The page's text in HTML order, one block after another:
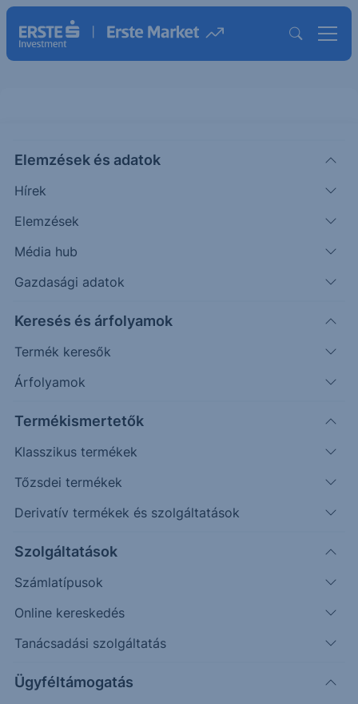
Elemzések és adatok
Hírek
Elemzések
Média hub
Gazdasági adatok
Keresés és árfolyamok
Termék keresők
Árfolyamok
Termékismertetők
Klasszikus termékek
Tőzsdei termékek
Derivatív termékek és szolgáltatások
Szolgáltatások
Számlatípusok
Online kereskedés
Tanácsadási szolgáltatás
Ügyféltámogatás
MRX(USA)
Marex Group Ord Shs
63.31
Időpont: 26.08.06. 16:12
Előző záró:
64.23
Árfolyamértesítő rögzítése
További információk kérése
62.00
62.50
63.50
64.00